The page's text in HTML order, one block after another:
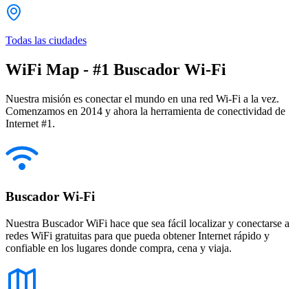
Todas las ciudades
WiFi Map - #1 Buscador Wi-Fi
Nuestra misión es conectar el mundo en una red Wi-Fi a la vez.
Comenzamos en 2014 y ahora la herramienta de conectividad de
Internet #1.
Buscador Wi-Fi
Nuestra Buscador WiFi hace que sea fácil localizar y conectarse a
redes WiFi gratuitas para que pueda obtener Internet rápido y
confiable en los lugares donde compra, cena y viaja.